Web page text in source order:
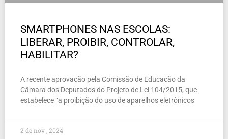
SMARTPHONES NAS ESCOLAS:
LIBERAR, PROIBIR, CONTROLAR,
HABILITAR?
A recente aprovação pela Comissão de Educação da
Câmara dos Deputados do Projeto de Lei 104/2015, que
estabelece “a proibição do uso de aparelhos eletrônicos
2 de nov , 2024